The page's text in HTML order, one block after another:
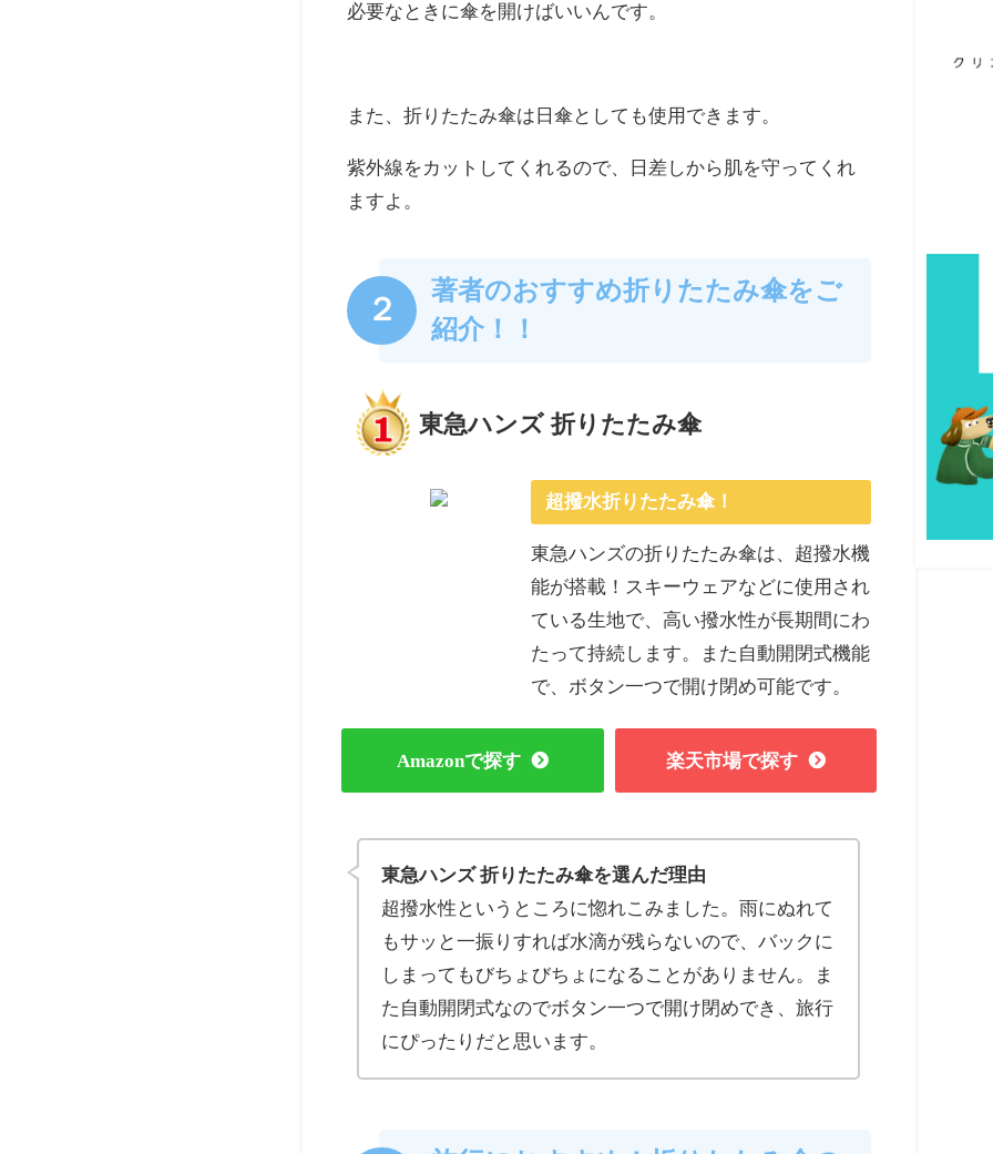
必要なときに傘を開けばいいんです。
また、折りたたみ傘は日傘としても使用できます。
紫外線をカットしてくれるので、日差しから肌を守ってくれ
ますよ。
２
著者のおすすめ折りたたみ傘をご
紹介！！
東急ハンズ 折りたたみ傘
超撥水折りたたみ傘！
東急ハンズの折りたたみ傘は、超撥水機
能が搭載！スキーウェアなどに使用され
ている生地で、高い撥水性が長期間にわ
たって持続します。また自動開閉式機能
で、ボタン一つで開け閉め可能です。
Amazonで探す 楽天市場で探す
東急ハンズ 折りたたみ傘を選んだ理由
超撥水性というところに惚れこみました。雨にぬれて
もサッと一振りすれば水滴が残らないので、バックに
しまってもびちょびちょになることがありません。ま
た自動開閉式なのでボタン一つで開け閉めでき、旅行
にぴったりだと思います。